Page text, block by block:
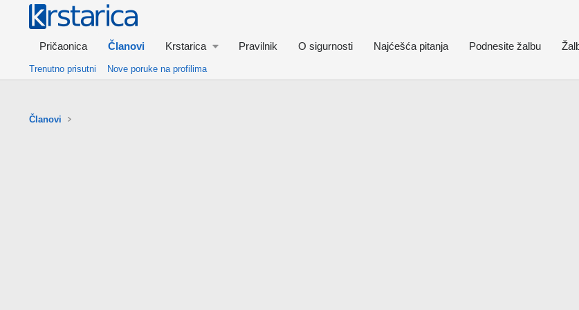
Pričaonica Članovi Krstarica Pravilnik O sigurnosti Najćešća pitanja Podnesite žalbu
Trenutno prisutni Nove poruke na profilima
Članovi